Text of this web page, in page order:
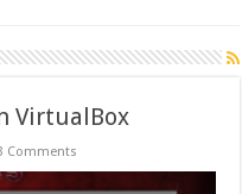
VirtualBox
Comments